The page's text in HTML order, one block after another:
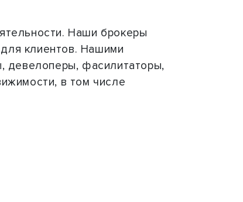
Наши брокеры
клиентов. Нашими
девелоперы, фасилитаторы,
в том числе